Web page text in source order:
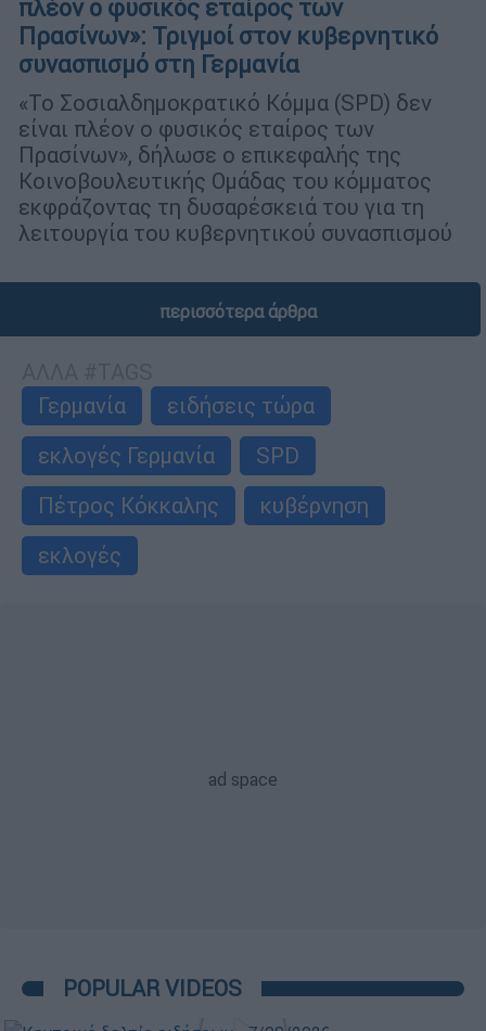
πλέον ο φυσικός εταίρος των
Πρασίνων»: Τριγμοί στον κυβερνητικό
συνασπισμό στη Γερμανία
«Το Σοσιαλδημοκρατικό Κόμμα (SPD) δεν
είναι πλέον ο φυσικός εταίρος των
Πρασίνων», δήλωσε ο επικεφαλής της
Κοινοβουλευτικής Ομάδας του κόμματος
εκφράζοντας τη δυσαρέσκειά του για τη
λειτουργία του κυβερνητικού συνασπισμού
περισσότερα άρθρα
Γερμανία
ειδήσεις τώρα
εκλογές Γερμανία
SPD
Πέτρος Κόκκαλης
κυβέρνηση
εκλογές
POPULAR VIDEOS